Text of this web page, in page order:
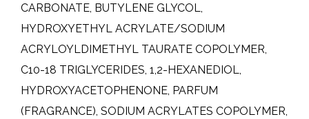
CARBONATE, BUTYLENE GLYCOL,
HYDROXYETHYL ACRYLATE/SODIUM
ACRYLOYLDIMETHYL TAURATE COPOLYMER,
C10-18 TRIGLYCERIDES, 1,2-HEXANEDIOL,
HYDROXYACETOPHENONE, PARFUM
(FRAGRANCE), SODIUM ACRYLATES COPOLYMER,